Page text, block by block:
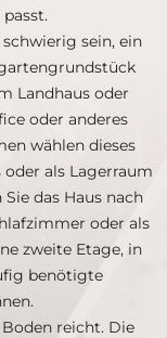
sein, ein
Landhaus oder
oder anderes
wählen dieses
oder als Lagerraum
das Haus nach
oder als
zweite Etage, in
benötigte
reicht. Die